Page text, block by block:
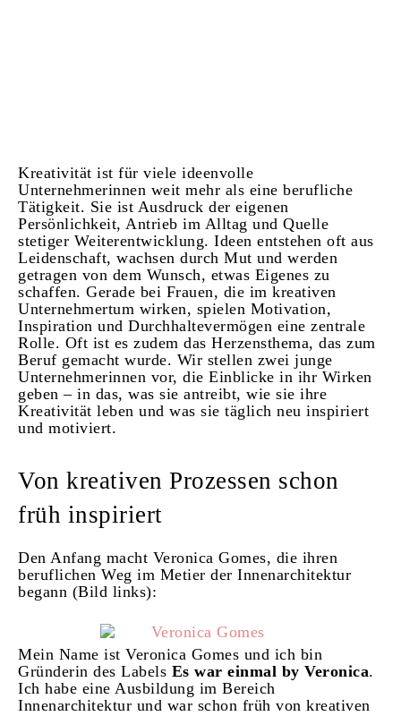
Kreativität ist für viele ideenvolle
Unternehmerinnen weit mehr als eine berufliche
Tätigkeit. Sie ist Ausdruck der eigenen
Persönlichkeit, Antrieb im Alltag und Quelle
stetiger Weiterentwicklung. Ideen entstehen oft aus
Leidenschaft, wachsen durch Mut und werden
getragen von dem Wunsch, etwas Eigenes zu
schaffen. Gerade bei Frauen, die im kreativen
Unternehmertum wirken, spielen Motivation,
Inspiration und Durchhaltevermögen eine zentrale
Rolle. Oft ist es zudem das Herzensthema, das zum
Beruf gemacht wurde. Wir stellen zwei junge
Unternehmerinnen vor, die Einblicke in ihr Wirken
geben – in das, was sie antreibt, wie sie ihre
Kreativität leben und was sie täglich neu inspiriert
und motiviert.
Von kreativen Prozessen schon
früh inspiriert
Den Anfang macht Veronica Gomes, die ihren
beruflichen Weg im Metier der Innenarchitektur
begann (Bild links):
Mein Name ist Veronica Gomes und ich bin
Gründerin des Labels Es war einmal by Veronica.
Ich habe eine Ausbildung im Bereich
Innenarchitektur und war schon früh von kreativen